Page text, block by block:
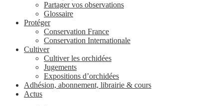
Partager vos observations
Glossaire
Protéger
Conservation France
Conservation Internationale
Cultiver
Cultiver les orchidées
Jugements
Expositions d’orchidées
Adhésion, abonnement, librairie & cours
Actus